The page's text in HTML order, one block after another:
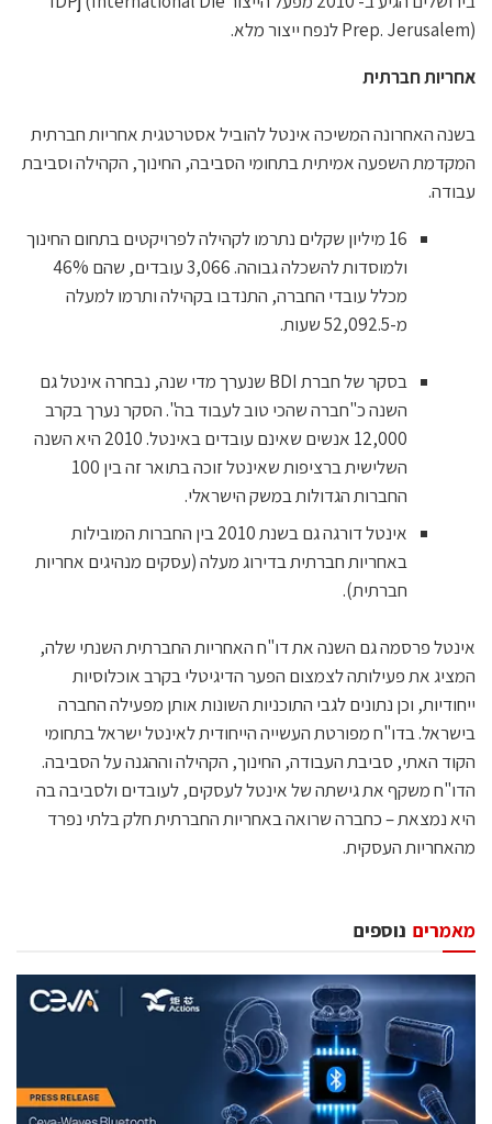
Prep. Jerusalem) לנפח ייצור מלא.
אחריות חברתית
בשנה האחרונה המשיכה אינטל להוביל אסטרטגית אחריות חברתית
המקדמת השפעה אמיתית בתחומי הסביבה, החינוך, הקהילה וסביבת
עבודה.
16 מיליון שקלים נתרמו לקהילה לפרויקטים בתחום החינוך
ולמוסדות להשכלה גבוהה. 3,066 עובדים, שהם 46%
מכלל עובדי החברה, התנדבו בקהילה ותרמו למעלה
מ-52,092.5 שעות.
בסקר של חברת BDI שנערך מדי שנה, נבחרה אינטל גם
השנה כ"חברה שהכי טוב לעבוד בה". הסקר נערך בקרב
12,000 אנשים שאינם עובדים באינטל. 2010 היא השנה
השלישית ברציפות שאינטל זוכה בתואר זה בין 100
החברות הגדולות במשק הישראלי.
אינטל דורגה גם בשנת 2010 בין החברות המובילות
באחריות חברתית בדירוג מעלה (עסקים מנהיגים אחריות
חברתית).
אינטל פרסמה גם השנה את דו"ח האחריות החברתית השנתי שלה,
המציג את פעילותה לצמצום הפער הדיגיטלי בקרב אוכלוסיות
ייחודיות, וכן נתונים לגבי התוכניות השונות אותן מפעילה החברה
בישראל. בדו"ח מפורטת העשייה הייחודית לאינטל ישראל בתחומי
הקוד האתי, סביבת העבודה, החינוך, הקהילה וההגנה על הסביבה.
הדו"ח משקף את גישתה של אינטל לעסקים, לעובדים ולסביבה בה
היא נמצאת – כחברה שרואה באחריות החברתית חלק בלתי נפרד
מהאחריות העסקית.
נוספים מאמרים